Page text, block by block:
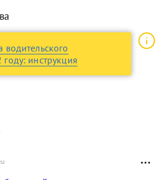
водительского
инструкция